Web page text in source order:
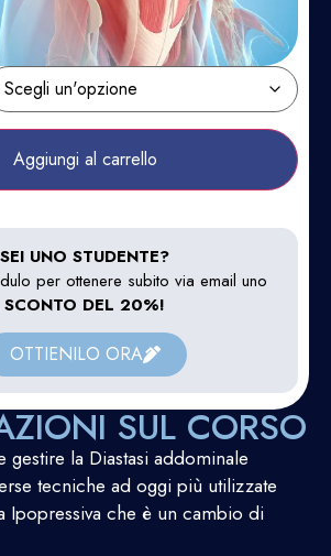
SUL CORSO
gestire la Diastasi addominale
tecniche ad oggi più utilizzate
Ipopressiva che è un cambio di
Aggiungi al carrello
SEI UNO STUDENTE?
per ottenere subito via email uno
SCONTO DEL 20%!
OTTIENILO ORA